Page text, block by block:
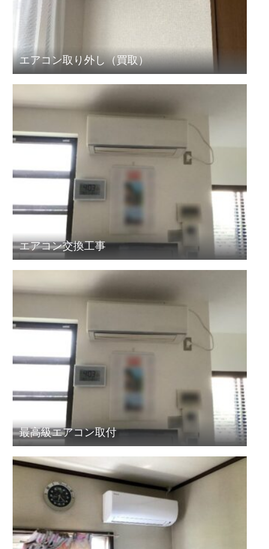
エアコン取り外し（買取）
エアコン交換工事
最高級エアコン取付